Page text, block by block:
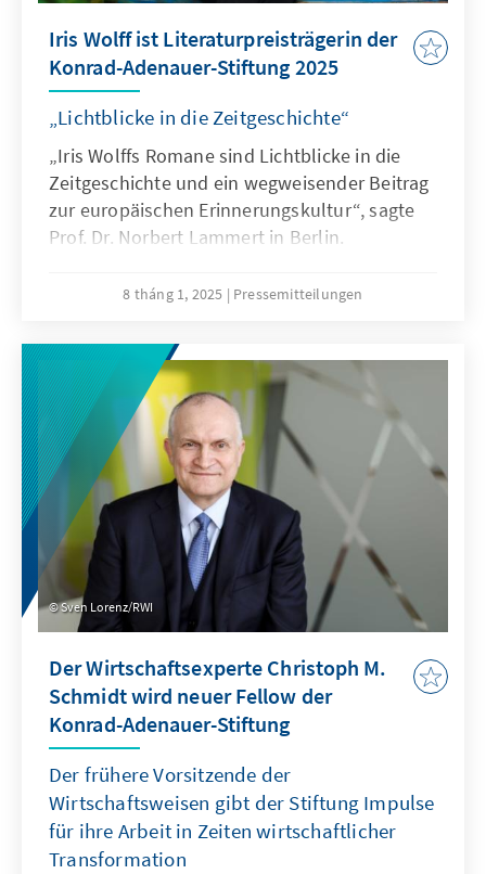
Iris Wolff ist Literaturpreisträgerin der
Konrad-Adenauer-Stiftung 2025
„Lichtblicke in die Zeitgeschichte“
„Iris Wolffs Romane sind Lichtblicke in die
Zeitgeschichte und ein wegweisender Beitrag
zur europäischen Erinnerungskultur“, sagte
Prof. Dr. Norbert Lammert in Berlin.
8 tháng 1, 2025 Pressemitteilungen
Sven Lorenz/RWI
Der Wirtschaftsexperte Christoph M.
Schmidt wird neuer Fellow der
Konrad-Adenauer-Stiftung
Der frühere Vorsitzende der
Wirtschaftsweisen gibt der Stiftung Impulse
für ihre Arbeit in Zeiten wirtschaftlicher
Transformation